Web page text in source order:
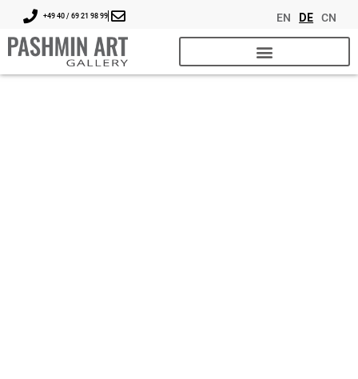
+49 40 / 69 21 98 99 EN DE CN